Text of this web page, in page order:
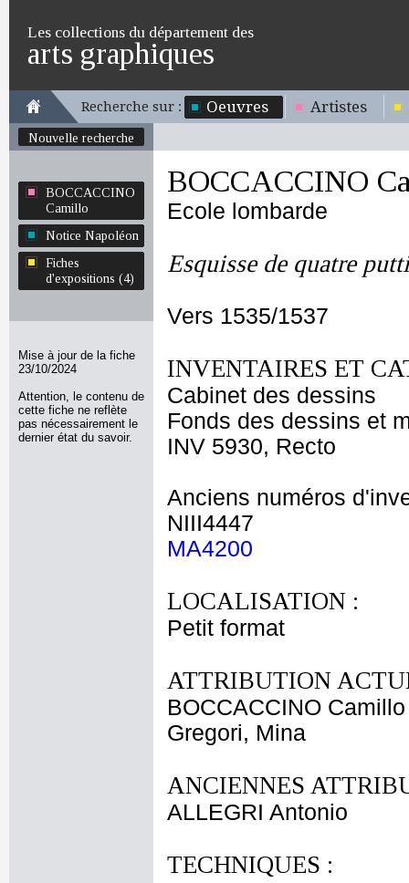
Les collections du département des
arts graphiques
Recherche sur : Oeuvres Artistes
Nouvelle recherche
BOCCACCINO
Camillo
Notice Napoléon
Fiches
d'expositions (4)
Mise à jour de la fiche
23/10/2024
Attention, le contenu de
cette fiche ne reflète
pas nécessairement le
dernier état du savoir.
BOCCACCINO
Ecole lombarde
Esquisse de quatre
Vers 1535/1537
INVENTAIRES ET
Cabinet des dessins
Fonds des dessins et
INV 5930, Recto
Anciens numéros
NIII4447
MA4200
LOCALISATION :
Petit format
ATTRIBUTION
BOCCACCINO Camillo
Gregori, Mina
ANCIENNES
ALLEGRI Antonio
TECHNIQUES :